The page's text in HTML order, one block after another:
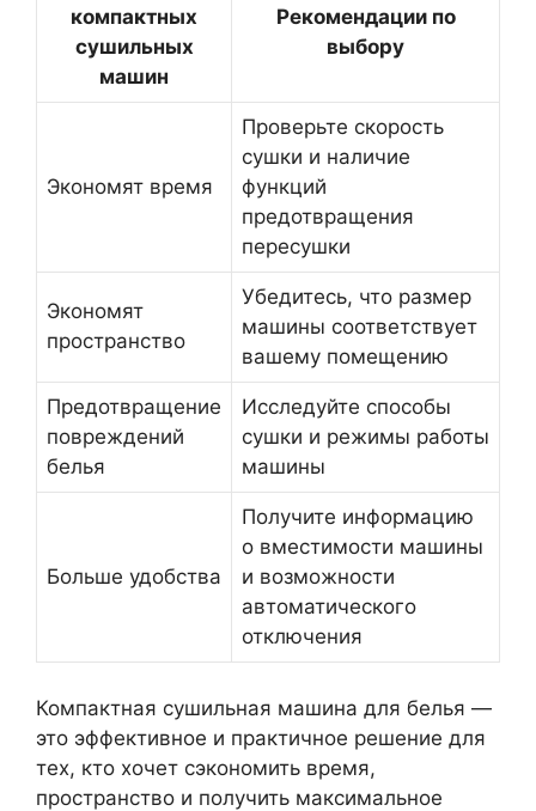
компактных
сушильных
машин
Рекомендации по
выбору
Экономят время
Проверьте скорость
сушки и наличие
функций
предотвращения
пересушки
Экономят
пространство
Убедитесь, что размер
машины соответствует
вашему помещению
Предотвращение
повреждений
белья
Исследуйте способы
сушки и режимы работы
машины
Больше удобства
Получите информацию
о вместимости машины
и возможности
автоматического
отключения
Компактная сушильная машина для белья —
это эффективное и практичное решение для
тех, кто хочет сэкономить время,
пространство и получить максимальное